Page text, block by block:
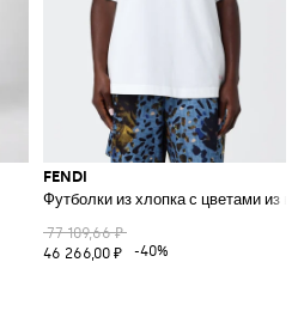
FENDI
Футболки из хлопка с цветами из
77 109,66 ₽
46 266,00 ₽
-40%